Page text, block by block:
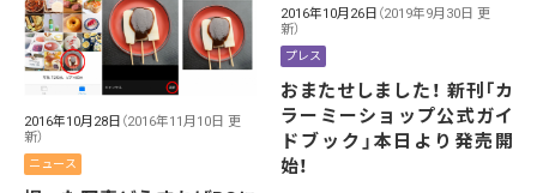
2016年10月28日 （2016年11月10日 更
新）
ニュース
2016年10月26日 （2019年9月30日 更
新）
プレス
おまたせしました！ 新刊「カ
ラーミーショップ公式ガイ
ドブック」本日より発売開
始！